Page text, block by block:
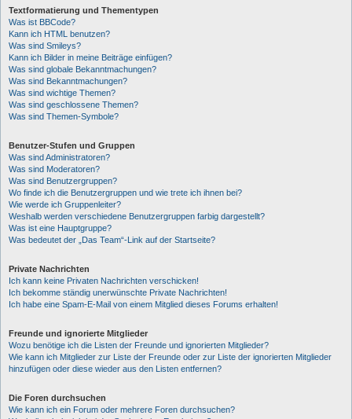
Textformatierung und Thementypen
Was ist BBCode?
Kann ich HTML benutzen?
Was sind Smileys?
Kann ich Bilder in meine Beiträge einfügen?
Was sind globale Bekanntmachungen?
Was sind Bekanntmachungen?
Was sind wichtige Themen?
Was sind geschlossene Themen?
Was sind Themen-Symbole?
Benutzer-Stufen und Gruppen
Was sind Administratoren?
Was sind Moderatoren?
Was sind Benutzergruppen?
Wo finde ich die Benutzergruppen und wie trete ich ihnen bei?
Wie werde ich Gruppenleiter?
Weshalb werden verschiedene Benutzergruppen farbig dargestellt?
Was ist eine Hauptgruppe?
Was bedeutet der „Das Team“-Link auf der Startseite?
Private Nachrichten
Ich kann keine Privaten Nachrichten verschicken!
Ich bekomme ständig unerwünschte Private Nachrichten!
Ich habe eine Spam-E-Mail von einem Mitglied dieses Forums erhalten!
Freunde und ignorierte Mitglieder
Wozu benötige ich die Listen der Freunde und ignorierten Mitglieder?
Wie kann ich Mitglieder zur Liste der Freunde oder zur Liste der ignorierten Mitglieder
hinzufügen oder diese wieder aus den Listen entfernen?
Die Foren durchsuchen
Wie kann ich ein Forum oder mehrere Foren durchsuchen?